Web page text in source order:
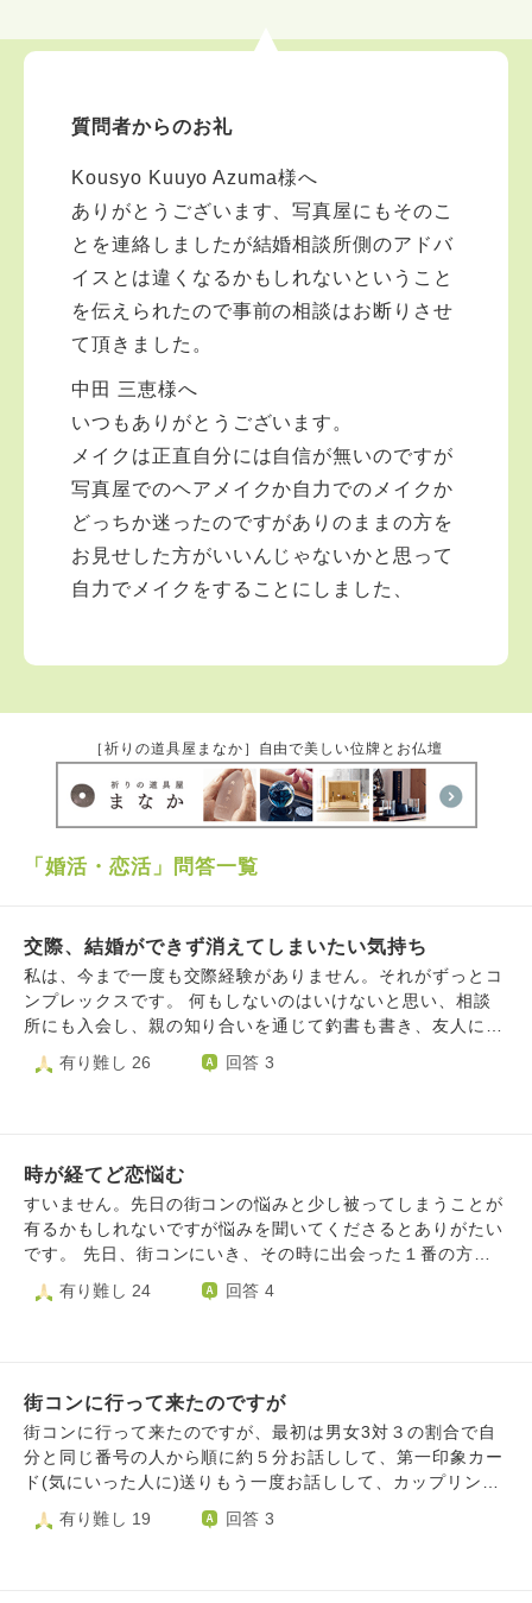
質問者からのお礼
Kousyo Kuuyo Azuma様へ
ありがとうございます、写真屋にもそのこ
とを連絡しましたが結婚相談所側のアドバ
イスとは違くなるかもしれないということ
を伝えられたので事前の相談はお断りさせ
て頂きました。
中田 三恵様へ
いつもありがとうございます。
メイクは正直自分には自信が無いのですが
写真屋でのヘアメイクか自力でのメイクか
どっちか迷ったのですがありのままの方を
お見せした方がいいんじゃないかと思って
自力でメイクをすることにしました、
［祈りの道具屋まなか］自由で美しい位牌とお仏壇
「婚活・恋活」問答一覧
交際、結婚ができず消えてしまいたい気持ち
私は、今まで一度も交際経験がありません。それがずっとコ
ンプレックスです。 何もしないのはいけないと思い、相談
所にも入会し、親の知り合いを通じて釣書も書き、友人にも
男性を紹介してもらってきました。自分の外見を磨くために
ジムに行ったりメイクレッスンも受けたりしました。しか
たのでら別れるまでは好意は伝えていませんでした。断られ
た際、キープのような、自己保身のようなことを言われとて
も傷つきました。男性の方は私とのことは終了し、今気にな
る女性にアプローチしています。その女性は、私と一緒に婚
ます。彼は今、自分なりに仕事も頑張っていて、その女性と
でしまいます。彼は私を雑に扱ったのに幸せなのも許せませ
ん。 どうすれば自分は周りの人と同じように異性から好意
をもたれたり、ライフステージを進めることができたりする
のか。分からずもう消えてしまいたい気持ちです。 周りの
とばっかり話しても友人たちも嫌になると思うので、最近は
有り難し 26 回答 3
時が経てど恋悩む
すいません。先日の街コンの悩みと少し被ってしまうことが
有るかもしれないですが悩みを聞いてくださるとありがたい
です。 先日、街コンにいき、その時に出会った１番の方と
最初、会話のテンポが凄くあって、凄く楽しかったです。見
た目も自分の好みの方で、30年生きてきて、恐らく、初めて
貰い)少なからず、好感を持って頂き、2回目の会話も自分な
りに頑張りましたが、緊張や好きという気持ちが前にきて、
頭が回らなくなり、少し会話のテンポが落ちてしまいまし
た。結局、カップリングせず。時間が少し経ちましたが、な
会話が出来たんじゃないのか、相手にもっとどうしたら好感
有り難し 24 回答 4
街コンに行って来たのですが
街コンに行って来たのですが、最初は男女3対３の割合で自
分と同じ番号の人から順に約５分お話しして、第一印象カー
ド(気にいった人に)送りもう一度お話しして、カップリング
(もっと話たい、友達になりたいと思ったら送る)と言う流れ
だったんです。自分は２番で２番の方から順にお話しして、
有り難し 19 回答 3